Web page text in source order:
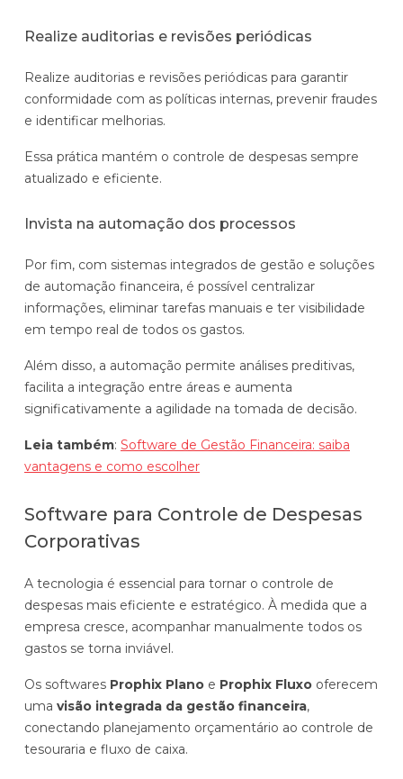
Realize auditorias e revisões periódicas
Realize auditorias e revisões periódicas para garantir
conformidade com as políticas internas, prevenir fraudes
e identificar melhorias.
Essa prática mantém o controle de despesas sempre
atualizado e eficiente.
Invista na automação dos processos
Por fim, com sistemas integrados de gestão e soluções
de automação financeira, é possível centralizar
informações, eliminar tarefas manuais e ter visibilidade
em tempo real de todos os gastos.
Além disso, a automação permite análises preditivas,
facilita a integração entre áreas e aumenta
significativamente a agilidade na tomada de decisão.
Leia também: Software de Gestão Financeira: saiba
vantagens e como escolher
Software para Controle de Despesas
Corporativas
A tecnologia é essencial para tornar o controle de
despesas mais eficiente e estratégico. À medida que a
empresa cresce, acompanhar manualmente todos os
gastos se torna inviável.
Os softwares Prophix Plano e Prophix Fluxo oferecem
uma visão integrada da gestão financeira,
conectando planejamento orçamentário ao controle de
tesouraria e fluxo de caixa.